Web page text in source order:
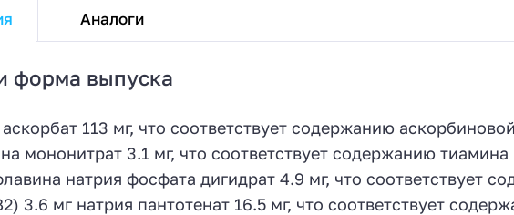
Аналоги
форма выпуска
113 мг, что соответствует содержанию
мононитрат 3.1 мг, что соответствует содержанию тиамина
натрия фосфата дигидрат 4.9 мг, что соответствует
3.6 мг натрия пантотенат 16.5 мг, что соответствует